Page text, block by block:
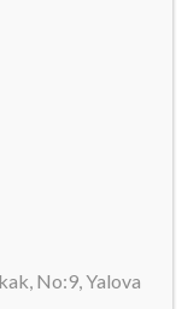
No:9, Yalova